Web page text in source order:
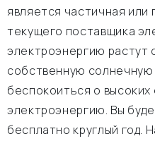
является частичная
текущего поставщика
электроэнергию растут
собственную
беспокоиться о высоких
электроэнергию. Вы
бесплатно круглый год.